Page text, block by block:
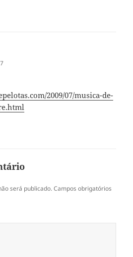
2009/07/musica-de-
será publicado. Campos obrigatórios